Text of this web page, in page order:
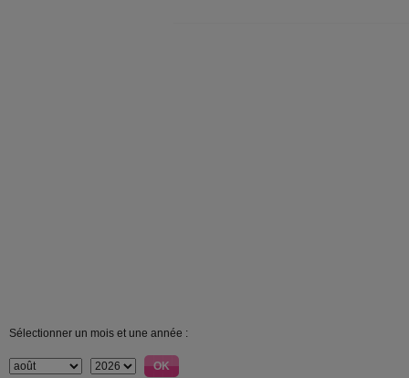
Sélectionner un mois et une année :